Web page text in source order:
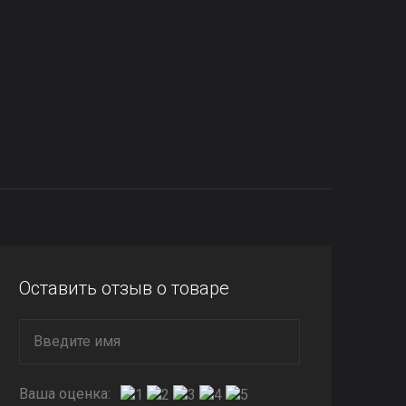
Оставить отзыв о товаре
Ваша оценка: